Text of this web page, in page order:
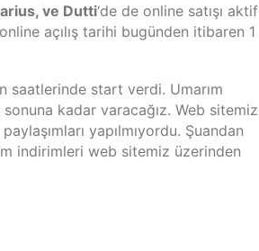
ve Dutti‘de de online satışı aktif
açılış tarihi bugünden itibaren 1
saatlerinde start verdi. Umarım
kadar varacağız. Web sitemiz
yapılmıyordu. Şuandan
indirimleri web sitemiz üzerinden